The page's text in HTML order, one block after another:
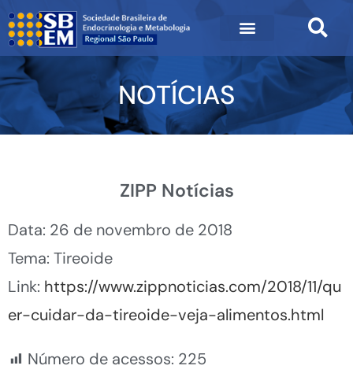
NOTÍCIAS
ZIPP Notícias
Data: 26 de novembro de 2018
Tema: Tireoide
Link: https://www.zippnoticias.com/2018/11/qu
er-cuidar-da-tireoide-veja-alimentos.html
Número de acessos: 225